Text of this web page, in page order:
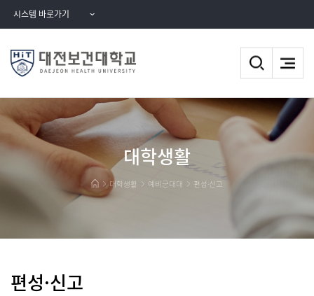
시스템 바로가기
대학생활
대학생활 예비군대대 편성·신고
편성·신고